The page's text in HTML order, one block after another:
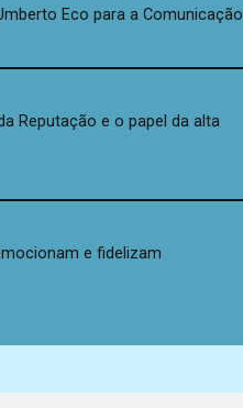
Eco para a Comunicação
Reputação e o papel da alta
e fidelizam